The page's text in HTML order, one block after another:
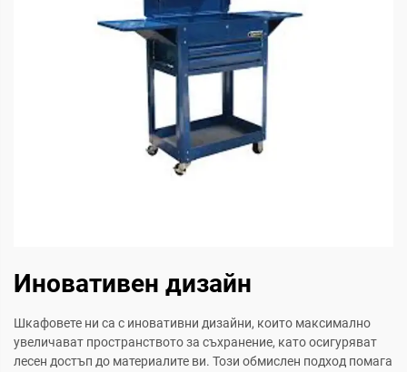
Иновативен дизайн
Шкафовете ни са с иновативни дизайни, които максимално
увеличават пространството за съхранение, като осигуряват
лесен достъп до материалите ви. Този обмислен подход помага